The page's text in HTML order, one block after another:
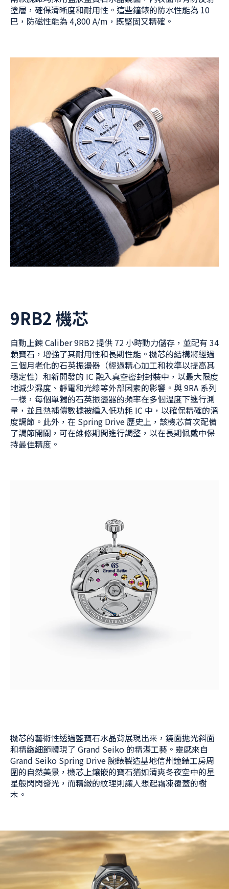
塗層，確保清晰度和耐用性。這些鐘錶的防水性能為 10
巴，防磁性能為 4,800 A/m，既堅固又精確。
9RB2 機芯
自動上鍊 Caliber 9RB2 提供 72 小時動力儲存，並配有 34
顆寶石，增強了其耐用性和長期性能。機芯的結構將經過
三個月老化的石英振盪器（經過精心加工和校準以提高其
穩定性）和新開發的 IC 融入真空密封封裝中，以最大限度
地減少濕度、靜電和光線等外部因素的影響。與 9RA 系列
一樣，每個單獨的石英振盪器的頻率在多個溫度下進行測
量，並且熱補償數據被編入低功耗 IC 中，以確保精確的溫
度調節。此外，在 Spring Drive 歷史上，該機芯首次配備
了調節開關，可在維修期間進行調整，以在長期佩戴中保
持最佳精度。
機芯的藝術性透過藍寶石水晶背展現出來，鏡面拋光斜面
和精緻細節體現了 Grand Seiko 的精湛工藝。靈感來自
Grand Seiko Spring Drive 腕錶製造基地信州鐘錶工房周
圍的自然美景，機芯上鑲嵌的寶石猶如清爽冬夜空中的星
星般閃閃發光，而精緻的紋理則讓人想起霜凍覆蓋的樹
木。